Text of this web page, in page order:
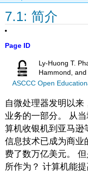
7.1: 简介
Page ID
Ly-Huong T.
Hammond,
ASCCC Open
自微处理器发明以来
业务的一部分。 从
算机收银机到亚马逊
信息技术已成为商业
费了数万亿美元。
所作为？ 计算机能